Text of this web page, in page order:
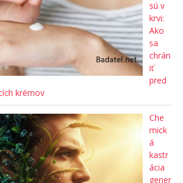
sú v
krvi:
Ako
sa
chrán
iť
pred
krémov
Che
mick
á
kastr
ácia
gener